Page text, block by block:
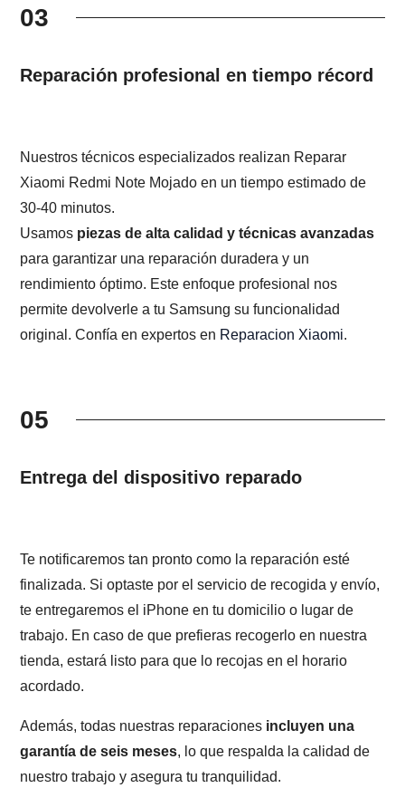
03
Reparación profesional en tiempo récord
Nuestros técnicos especializados realizan Reparar
Xiaomi Redmi Note Mojado en un tiempo estimado de
30-40 minutos.
Usamos piezas de alta calidad y técnicas avanzadas
para garantizar una reparación duradera y un
rendimiento óptimo. Este enfoque profesional nos
permite devolverle a tu Samsung su funcionalidad
original. Confía en expertos en Reparacion Xiaomi.
05
Entrega del dispositivo reparado
Te notificaremos tan pronto como la reparación esté
finalizada. Si optaste por el servicio de recogida y envío,
te entregaremos el iPhone en tu domicilio o lugar de
trabajo. En caso de que prefieras recogerlo en nuestra
tienda, estará listo para que lo recojas en el horario
acordado.
Además, todas nuestras reparaciones incluyen una
garantía de seis meses, lo que respalda la calidad de
nuestro trabajo y asegura tu tranquilidad.